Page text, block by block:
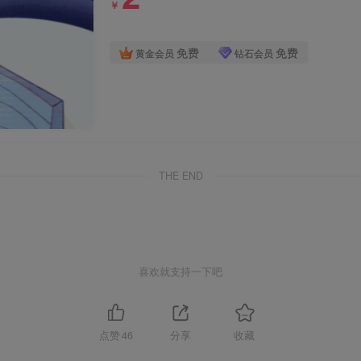
￥
黄金会员 免费 钻石会员 免费
THE END
喜欢就支持一下吧
点赞 46 分享 收藏